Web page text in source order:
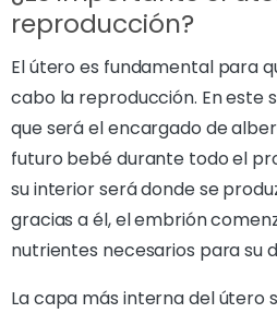
reproducción?
El útero es fundamental para
cabo la reproducción. En este
que será el encargado de
futuro bebé durante todo el
su interior será donde se
gracias a él, el embrión
nutrientes necesarios para su
La capa más interna del útero